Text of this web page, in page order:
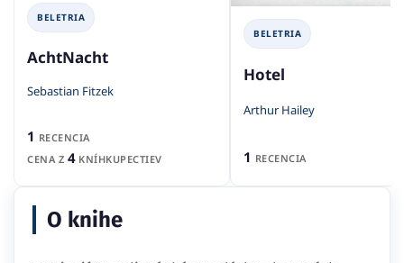
BELETRIA
AchtNacht
Sebastian Fitzek
1 RECENCIA
CENA Z 4KNÍHKUPECTIEV
BELETRIA
Hotel
Arthur Hailey
1 RECENCIA
O knihe